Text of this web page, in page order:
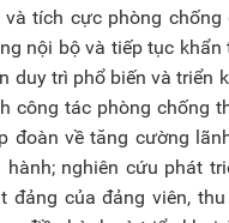
tích cực phòng
nội bộ và tiếp tục
duy trì phổ biến và
công tác phòng chống
đoàn về tăng cường
hành; nghiên cứu phát
đảng của đảng viên,